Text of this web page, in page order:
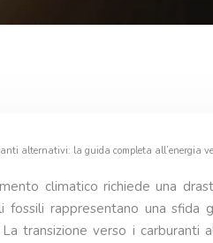
alternativi: la guida completa all’energia
climatico richiede una
fossili rappresentano una
transizione verso i